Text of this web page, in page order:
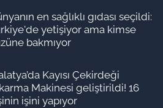
en sağlıklı gıdası seçildi:
yetişiyor ama kimse
bakmıyor
Kayısı Çekirdeği
Makinesi geliştirildi! 16
işini yapıyor